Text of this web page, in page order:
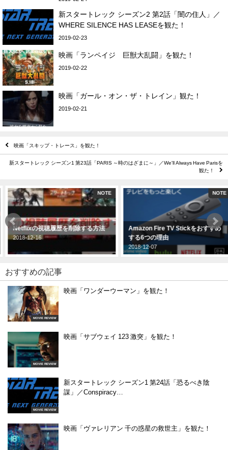
新スタートレック シーズン2 第2話「闇の住人」／
WHERE SILENCE HAS LEASEを観た！
2019-02-23
映画「ランペイジ 巨獣大乱闘」を観た！
2019-02-22
映画「ガール・オン・ザ・トレイン」観た！
2019-02-21
映画「スキップ・トレース」を観た！
新スタートレック シーズン1 第23話「PARIS ～時のはざまに～」／We'll Always Have Parisを
観た！
NOTE
Netflixの視聴履歴を削除する方法
2018-12-16
NOTE
Amazon Fire TV Stickをおすすめ
する6つの理由
2018-12-07
おすすめの記事
MOVIE REVIEW
映画「ワンダーウーマン」を観た！
MOVIE REVIEW
映画「サブウェイ 123 激突」を観た！
MOVIE REVIEW
新スタートレック シーズン1 第24話「恐るべき陰
謀」／Conspiracy…
映画「ヴァレリアン 千の惑星の救世主」を観た！